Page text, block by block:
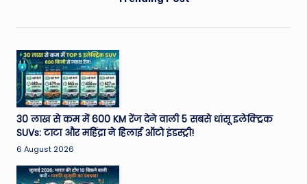
30 लाख से कम में 600 KM रेंज देने वाली 5 सबसे धांसू इलेक्ट्रिक
SUVs: टाटा और महिंद्रा ने हिलाई ऑटो इंडस्ट्री!
6 August 2026